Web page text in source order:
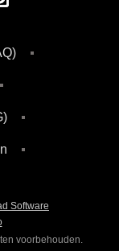
Software
voorbehouden.